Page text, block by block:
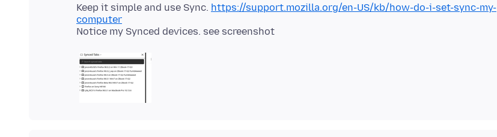
Keep it simple and use Sync. https://support.mozilla.org/en-US/kb/how-do-i-set-sync-my-
computer